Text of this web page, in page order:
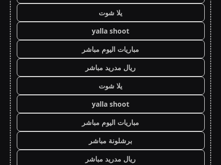
يلا شوت
yalla shoot
مباريات اليوم مباشر
ريال مدريد مباشر
يلا شوت
yalla shoot
مباريات اليوم مباشر
برشلونة مباشر
ريال مدريد مباشر